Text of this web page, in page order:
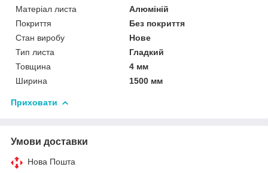
Матеріал листа
Алюміній
Покриття
Без покриття
Стан виробу
Нове
Тип листа
Гладкий
Товщина
4 мм
Ширина
1500 мм
Приховати
Умови доставки
Нова Пошта